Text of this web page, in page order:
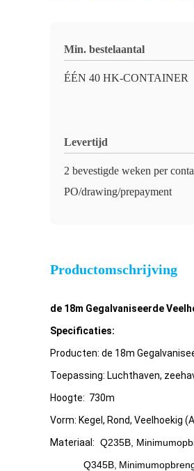
Min. bestelaantal
ÉÉN 40 HK-CONTAINER
Levertijd
2 bevestigde weken per
PO/drawing/prepayment
Productomschrijving
de 18m Gegalvaniseerde
Specificaties:
Producten: de 18m
Toepassing: Luchthaven,
Hoogte: 730m
Vorm: Kegel, Rond, Veelhoekig
Materiaal: Q235B,
Q345B, Minimum